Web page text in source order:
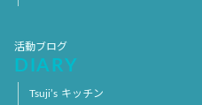
活動ブログ
DIARY
Tsuji’s キッチン